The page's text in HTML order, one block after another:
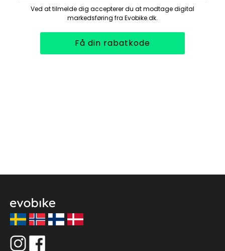
Ved at tilmelde dig accepterer du at modtage digital
markedsføring fra Evobike.dk.
Få din rabatkode